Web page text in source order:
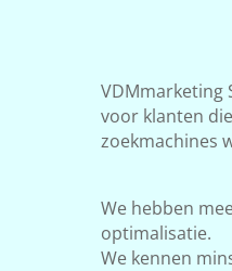
VDMmarketing
voor klanten
zoekmachines
We hebben
optimalisatie.
We kennen